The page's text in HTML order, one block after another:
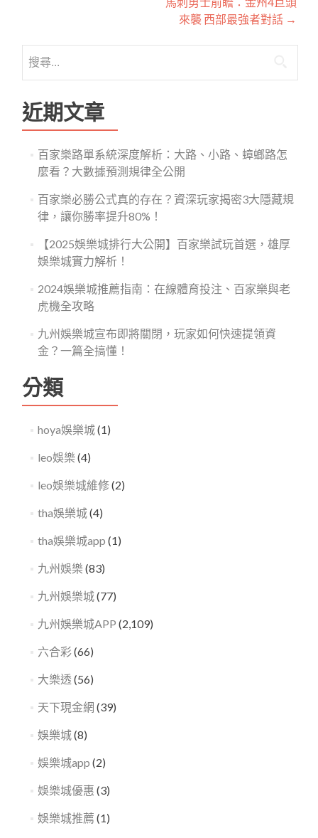
導
覽
來襲 西部最強者對話 →
尋
鍵
字:
近期文章
百家樂路單系統深度解析：大路、小路、蟑螂路怎
麼看？大數據預測規律全公開
百家樂必勝公式真的存在？資深玩家揭密3大隱藏規
律，讓你勝率提升80%！
【2025娛樂城排行大公開】百家樂試玩首選，雄厚
娛樂城實力解析！
2024娛樂城推薦指南：在線體育投注、百家樂與老
虎機全攻略
九州娛樂城宣布即將關閉，玩家如何快速提領資
金？一篇全搞懂！
分類
hoya娛樂城(1)
leo娛樂 (4)
leo娛樂城維修(2)
tha娛樂城(4)
tha娛樂城app (1)
九州娛樂 (83)
九州娛樂城(77)
九州娛樂城APP (2,109)
六合彩(66)
大樂透 (56)
天下現金網 (39)
娛樂城(8)
娛樂城app (2)
娛樂城優惠 (3)
娛樂城推薦 (1)